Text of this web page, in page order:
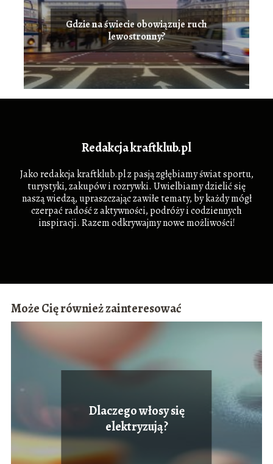
Gdzie na świecie obowiązuje ruch
lewostronny?
Redakcja kraftklub.pl
Jako redakcja kraftklub.pl z pasją zgłębiamy świat sportu,
turystyki, zakupów i rozrywki. Uwielbiamy dzielić się
naszą wiedzą, upraszczając zawiłe tematy, by każdy mógł
czerpać radość z aktywności, podróży i codziennych
inspiracji. Razem odkrywajmy nowe możliwości!
Może Cię również zainteresować
Dlaczego włosy się
elektryzują?